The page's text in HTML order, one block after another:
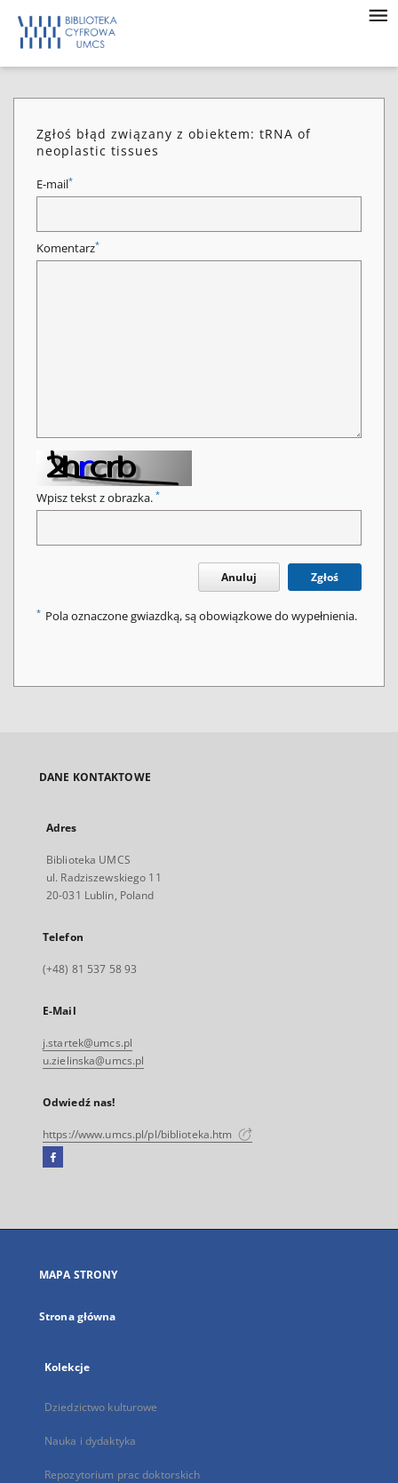
Zgłoś błąd związany z obiektem: tRNA of
neoplastic tissues
E-mail*
Komentarz*
Wpisz tekst z obrazka. *
Anuluj Zgłoś
* Pola oznaczone gwiazdką, są obowiązkowe do wypełnienia.
DANE KONTAKTOWE
Adres
Biblioteka UMCS
ul. Radziszewskiego 11
20-031 Lublin, Poland
Telefon
(+48) 81 537 58 93
E-Mail
j.startek@umcs.pl
u.zielinska@umcs.pl
Odwiedź nas!
https://www.umcs.pl/pl/biblioteka.htm
Facebook
się
karcie
MAPA STRONY
Strona główna
Kolekcje
Dziedzictwo kulturowe
Nauka i dydaktyka
Repozytorium prac doktorskich